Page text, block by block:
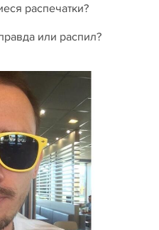
распечатки?
или распил?